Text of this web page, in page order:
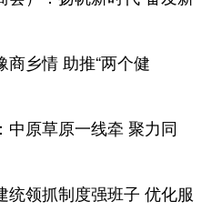
乡情 助推“两个健
中原草原一线牵 聚力同
领抓制度强班子 优化服